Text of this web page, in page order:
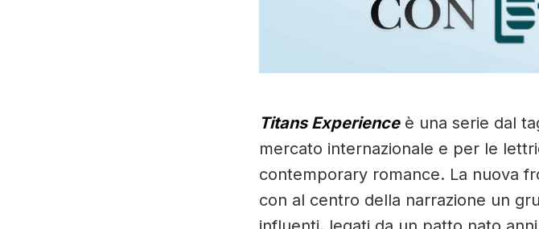
Titans Experienceè una serie dal
mercato internazionale e per le
contemporary romance. La nuova
con al centro della narrazione un